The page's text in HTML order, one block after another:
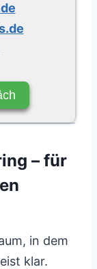
– für
in dem
klar.